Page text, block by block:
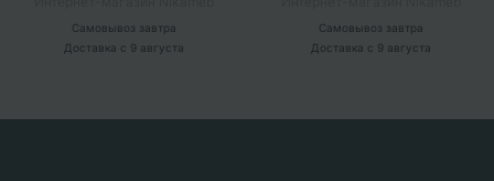
Самовывоз завтра
Доставка с 9 августа
Самовывоз завтра
Доставка с 9 августа